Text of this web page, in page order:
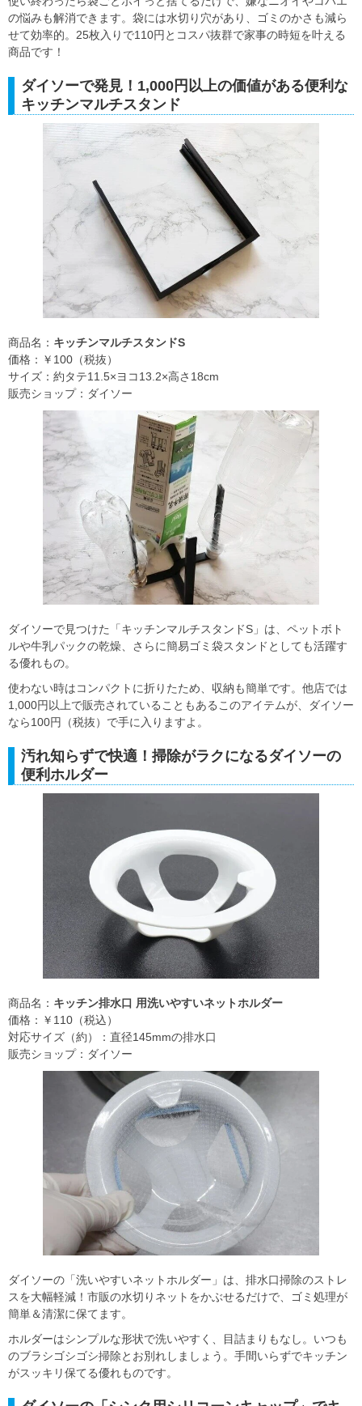
の悩みも解消できます。袋には水切り穴があり、ゴミのかさも減ら
せて効率的。25枚入りで110円とコスパ抜群で家事の時短を叶える
商品です！
ダイソーで発見！1,000円以上の価値がある便利な
キッチンマルチスタンド
商品名： キッチンマルチスタンドS
価格：￥100（税抜）
サイズ：約タテ11.5×ヨコ13.2×高さ18cm
販売ショップ：ダイソー
ダイソーで見つけた「キッチンマルチスタンドS」は、ペットボト
ルや牛乳パックの乾燥、さらに簡易ゴミ袋スタンドとしても活躍す
る優れもの。
使わない時はコンパクトに折りたため、収納も簡単です。他店では
1,000円以上で販売されていることもあるこのアイテムが、ダイソー
なら100円（税抜）で手に入りますよ。
汚れ知らずで快適！掃除がラクになるダイソーの
便利ホルダー
商品名： キッチン排水口 用洗いやすいネットホルダー
価格：￥110（税込）
対応サイズ（約）：直径145mmの排水口
販売ショップ：ダイソー
ダイソーの「洗いやすいネットホルダー」は、排水口掃除のストレ
スを大幅軽減！市販の水切りネットをかぶせるだけで、ゴミ処理が
簡単＆清潔に保てます。
ホルダーはシンプルな形状で洗いやすく、目詰まりもなし。いつも
のブラシゴシゴシ掃除とお別れしましょう。手間いらずでキッチン
がスッキリ保てる優れものです。